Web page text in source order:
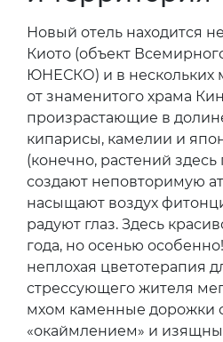
Новый отель находится
Киото (объект
ЮНЕСКО) и в нескольких
от знаменитого храма
произрастающие в
кипарисы, камелии и
(конечно, растений
создают неповторимую
насыщают воздух
радуют глаз. Здесь
года, но осенью
неплохая цветотерапия
стрессующего жителя
мхом каменные дорожки
«окаймлением» и